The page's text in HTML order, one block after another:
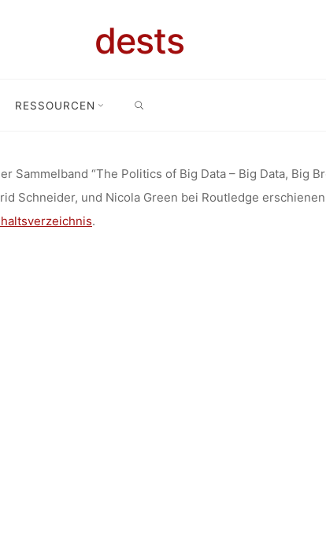
dests
RESSOURCENBIG
BIG
Veröffentlichung: “The Politics of Big Data – Big Data, Big
Sammelband “The Politics of Big Data – Big Data, Big
Schneider, und Nicola Green bei Routledge
.